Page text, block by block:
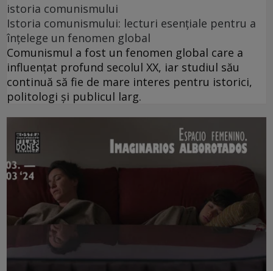
istoria comunismului
Istoria comunismului: lecturi esențiale pentru a
înțelege un fenomen global
Comunismul a fost un fenomen global care a
influențat profund secolul XX, iar studiul său
continuă să fie de mare interes pentru istorici,
politologi și publicul larg.